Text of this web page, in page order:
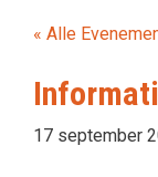
« Alle
17 september